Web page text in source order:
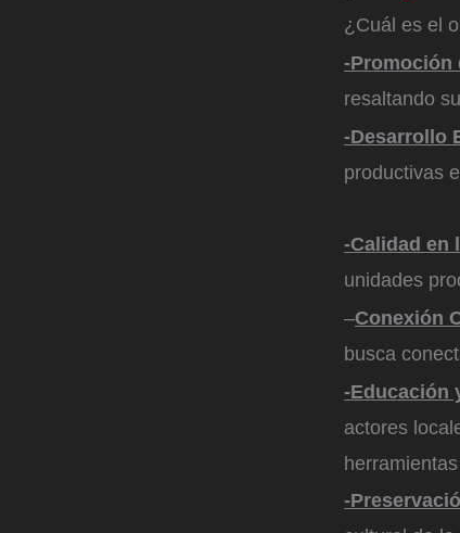
¿Cuál es el
-Promoción
resaltando
-Desarrollo
productivas
-Calidad en
unidades
–Conexión
busca
-Educación
actores
-